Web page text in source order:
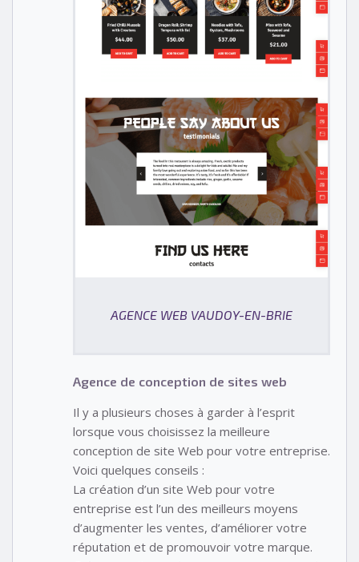
AGENCE WEB VAUDOY-EN-BRIE
Agence de conception de sites web
Il y a plusieurs choses à garder à l’esprit
lorsque vous choisissez la meilleure
conception de site Web pour votre entreprise.
Voici quelques conseils :
La création d’un site Web pour votre
entreprise est l’un des meilleurs moyens
d’augmenter les ventes, d’améliorer votre
réputation et de promouvoir votre marque.